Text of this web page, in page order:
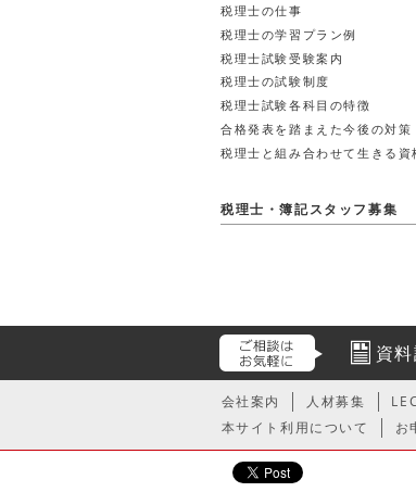
税理士の仕事
税理士の学習プラン例
税理士試験受験案内
税理士の試験制度
税理士試験各科目の特徴
合格発表を踏まえた今後の対策
税理士と組み合わせて生きる資
税理士・簿記スタッフ募集
資
会社案内 人材募集
本サイト利用について
お